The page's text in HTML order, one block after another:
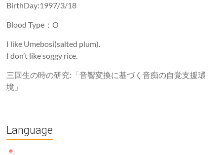
BirthDay:1997/3/18
Blood Type：O
I like Umebosi(salted plum).
I don’t like soggy rice.
三回生の時の研究:「音響変換に基づく音痴の自覚支援環
境」
Language